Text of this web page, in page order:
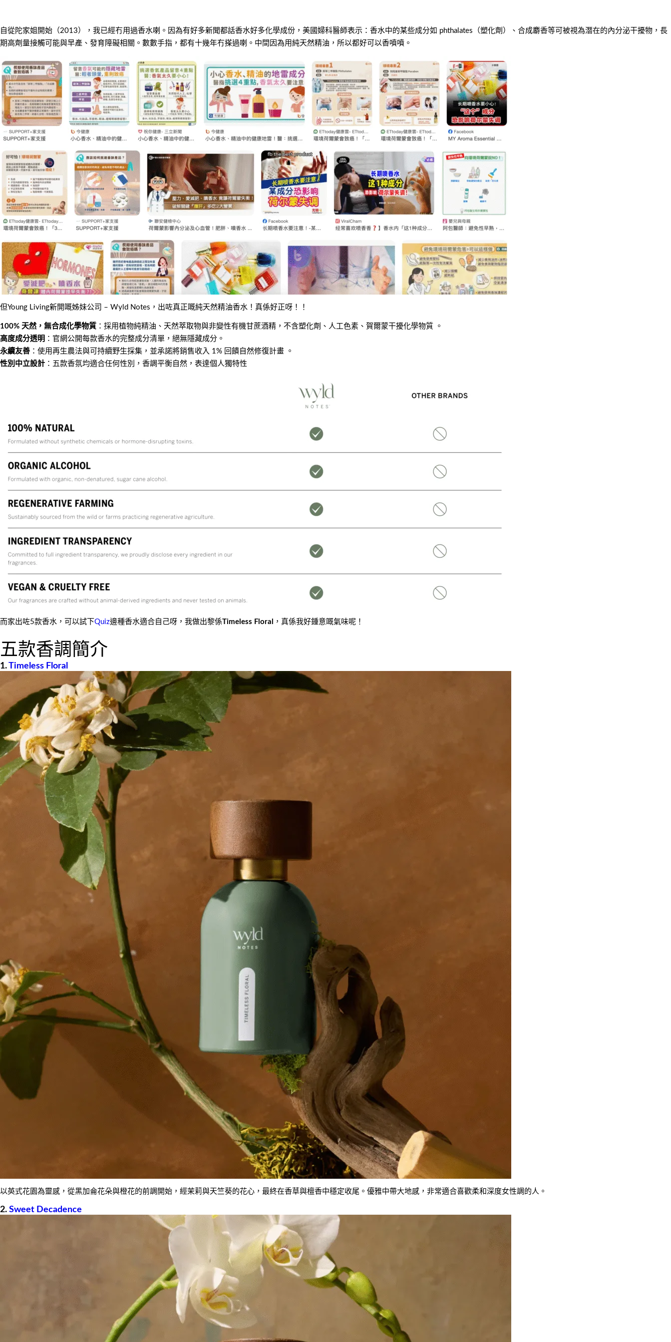
自從陀家姐開始（2013），我已經冇用過香水喇。因為有好多新聞都話香水好多化學成份，美國婦科醫師表示：香水中的某些成分如 phthalates（塑化劑）、合成麝香等可被視為潛在的內分泌干擾物，長
期高劑量接觸可能與早產、發育障礙相關。數數手指，都有十幾年冇搽過喇。中間因為用純天然精油，所以都好可以香噴噴。
但Young Living新開嘅姊妹公司 – Wyld Notes，出咗真正嘅純天然精油香水！真係好正呀！！
100% 天然，無合成化學物質 ：採用植物純精油、天然萃取物與非變性有機甘蔗酒精，不含塑化劑、人工色素、賀爾蒙干擾化學物質 。
高度成分透明 ：官網公開每款香水的完整成分清單，絕無隱藏成分。
永續友善 ：使用再生農法與可持續野生採集，並承諾將銷售收入 1% 回饋自然修復計畫 。
性別中立設計 ：五款香氛均適合任何性別，香調平衡自然，表達個人獨特性
而家出咗5款香水，可以試下Quiz邊種香水適合自己呀，我做出黎係Timeless Floral ，真係我好鍾意嘅氣味呢！
五款香調簡介
1.Timeless Floral
以英式花園為靈感，從黑加侖花朵與橙花的前調開始，經茉莉與天竺葵的花心，最終在香草與檀香中穩定收尾。優雅中帶大地感，非常適合喜歡柔和深度女性調的人。
2. Sweet Decadence